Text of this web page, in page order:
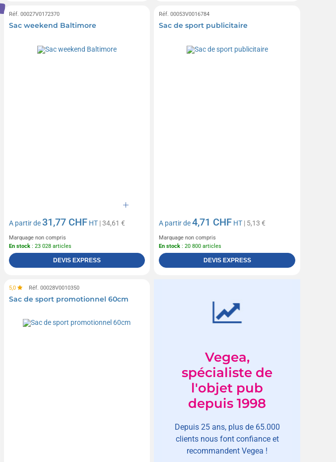
Réf. 00027V0172370
Sac weekend Baltimore
A partir de31,77 CHF HT| 34,61 €
Marquage non compris
En stock: 23 028 articles
DEVIS EXPRESS
Réf. 00053V0016784
Sac de sport publicitaire
A partir de4,71 CHF HT | 5,13 €
Marquage non compris
En stock : 20 800 articles
DEVIS EXPRESS
5,0 Réf. 00028V0010350
Sac de sport promotionnel 60cm
Vegea,
spécialiste de
l'objet pub
depuis 1998
Depuis 25 ans, plus de 65.000
clients nous font confiance et
recommandent Vegea !